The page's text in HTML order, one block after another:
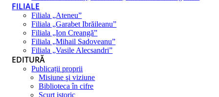
FILIALE
Filiala „Ateneu”
Filiala „Garabet Ibrăileanu”
Filiala „Ion Creangă”
Filiala „Mihail Sadoveanu”
Filiala „Vasile Alecsandri”
EDITURĂ
Publicații proprii
Misiune şi viziune
Biblioteca în cifre
Scurt istoric